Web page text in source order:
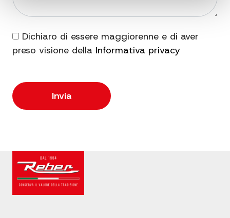
Dichiaro di essere maggiorenne e di aver
preso visione della Informativa privacy